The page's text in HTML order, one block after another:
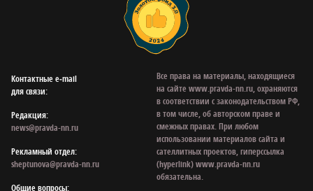
Контактные e‑mail
для связи:
Редакция:
news@pravda-nn.ru
Рекламный отдел:
sheptunova@pravda-nn.ru
Общие вопросы:
Все права на материалы, находящиеся
на сайте www.pravda-nn.ru, охраняются
в соответствии с законодательством РФ,
в том числе, об авторском праве и
смежных правах. При любом
использовании материалов сайта и
сателлитных проектов, гиперссылка
(hyperlink) www.pravda-nn.ru
обязательна.